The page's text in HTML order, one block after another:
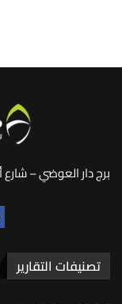
برج دار العوضي – شارع
تصنيفات التقارير